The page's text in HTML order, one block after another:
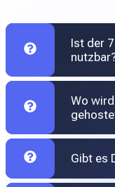
Ist der
Wo
Gibt es